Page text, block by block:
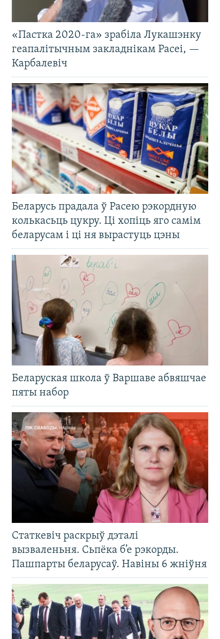
«Пастка 2020-га» зрабіла Лукашэнку
геапалітычным закладнікам Расеі, —
Карбалевіч
Беларусь прадала ў Расею рэкордную
колькасьць цукру. Ці хопіць яго самім
беларусам і ці ня вырастуць цэны
Беларуская школа ў Варшаве абвяшчае
пяты набор
Статкевіч раскрыў дэталі
вызваленьня. Сьпёка б’е рэкорды.
Пашпарты беларусаў. Навіны 6 жніўня